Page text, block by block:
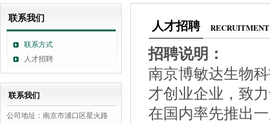
联系我们
联系方式
人才招聘
联系我们
公司地址：南京市浦口区星火路
人才招聘 RECRUITMENT
招聘说明：
南京博敏达生物
才创业企业，致
在国内率先推出